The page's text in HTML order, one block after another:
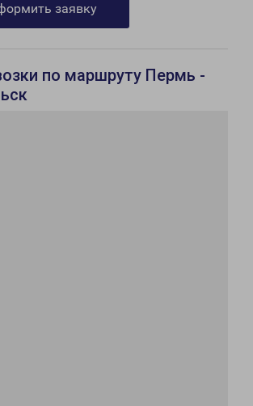
заявку
по маршруту Пермь -